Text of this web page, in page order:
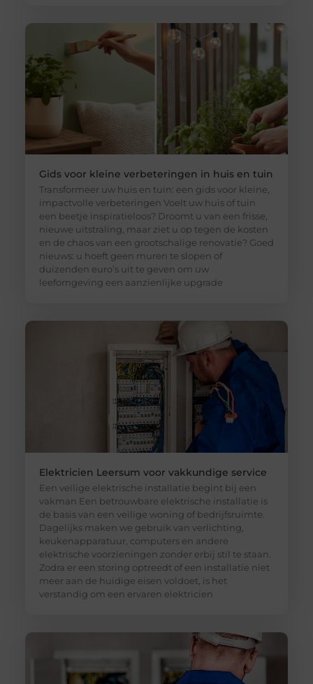
Gids voor kleine verbeteringen in huis en tuin
Transformeer uw huis en tuin: een gids voor kleine,
impactvolle verbeteringen Voelt uw huis of tuin
een beetje inspiratieloos? Droomt u van een frisse,
nieuwe uitstraling, maar ziet u op tegen de kosten
en de chaos van een grootschalige renovatie? Goed
nieuws: u hoeft geen muren te slopen of
duizenden euro’s uit te geven om uw
leefomgeving een aanzienlijke upgrade
Elektricien Leersum voor vakkundige service
Een veilige elektrische installatie begint bij een
vakman Een betrouwbare elektrische installatie is
de basis van een veilige woning of bedrijfsruimte.
Dagelijks maken we gebruik van verlichting,
keukenapparatuur, computers en andere
elektrische voorzieningen zonder erbij stil te staan.
Zodra er een storing optreedt of een installatie niet
meer aan de huidige eisen voldoet, is het
verstandig om een ervaren elektricien